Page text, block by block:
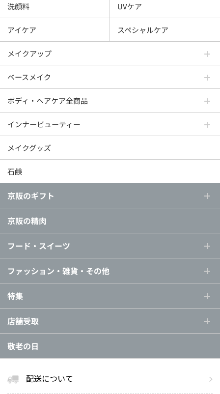
洗顔料 UVケア
アイケア スペシャルケア
メイクアップ
ベースメイク
ボディ・ヘアケア全商品
インナービューティー
メイクグッズ
石鹸
京阪のギフト
京阪の精肉
フード・スイーツ
ファッション・雑貨・その他
特集
店舗受取
敬老の日
配送について